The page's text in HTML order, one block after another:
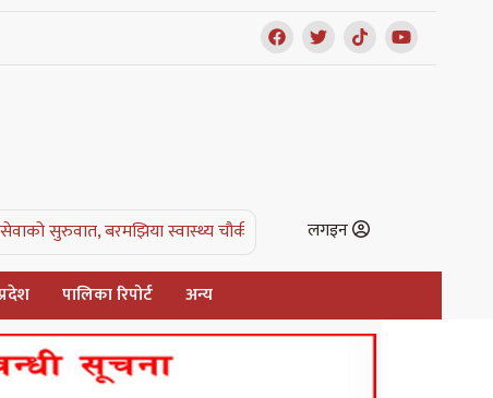
स्वास्थ्य चौकी पहिलो घोषित | एक रात जसले किसानको वर्षभरिको
लगइन
पालिका रिपोर्ट अन्य